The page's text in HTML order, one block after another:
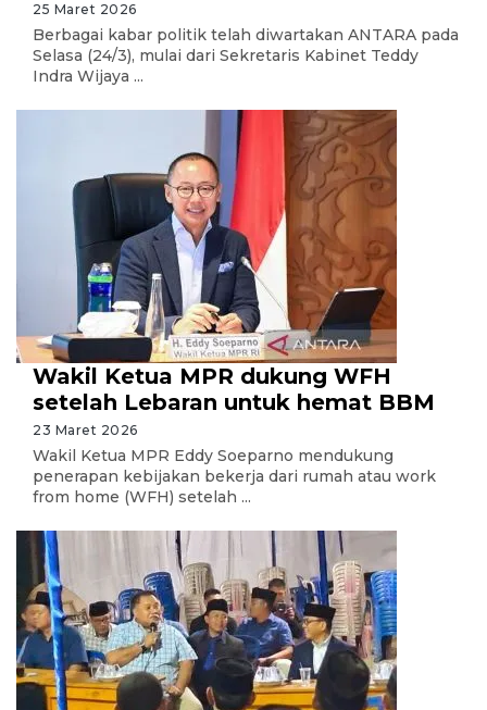
25 Maret 2026
Berbagai kabar politik telah diwartakan ANTARA pada
Selasa (24/3), mulai dari Sekretaris Kabinet Teddy
Indra Wijaya ...
Wakil Ketua MPR dukung WFH
setelah Lebaran untuk hemat BBM
23 Maret 2026
Wakil Ketua MPR Eddy Soeparno mendukung
penerapan kebijakan bekerja dari rumah atau work
from home (WFH) setelah ...